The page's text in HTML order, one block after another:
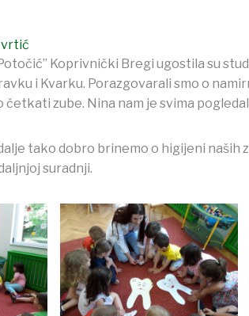
vrtić
Koprivnički Bregi ugostila su
i Kvarku. Porazgovarali smo o
zube. Nina nam je svima
tako dobro brinemo o higijeni naših
suradnji.